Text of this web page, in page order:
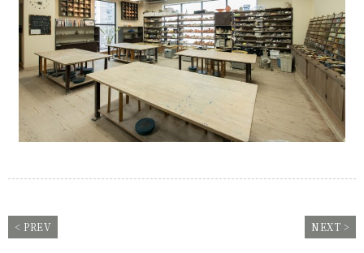
< PREV NEXT >